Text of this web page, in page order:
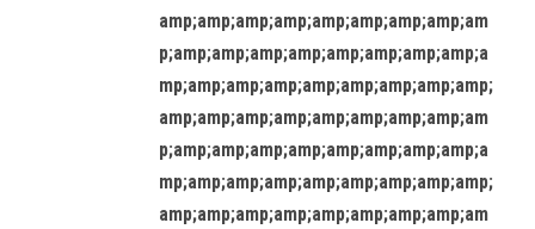
amp;amp;amp;amp;amp;amp;amp;amp;am
p;amp;amp;amp;amp;amp;amp;amp;amp;a
mp;amp;amp;amp;amp;amp;amp;amp;amp;
amp;amp;amp;amp;amp;amp;amp;amp;am
p;amp;amp;amp;amp;amp;amp;amp;amp;a
mp;amp;amp;amp;amp;amp;amp;amp;amp;
amp;amp;amp;amp;amp;amp;amp;amp;am